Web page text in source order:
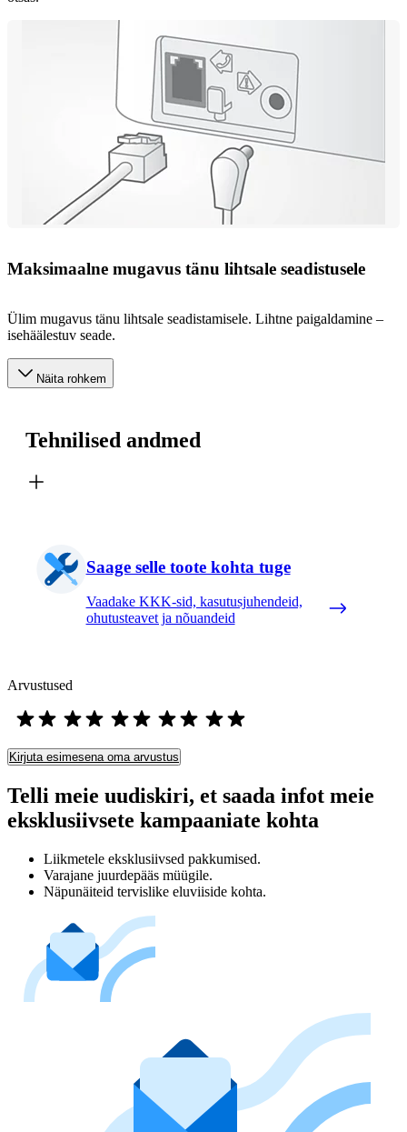
Maksimaalne mugavus tänu lihtsale seadistusele
Ülim mugavus tänu lihtsale seadistamisele. Lihtne paigaldamine –
isehäälestuv seade.
Näita rohkem
Tehnilised andmed
Saage selle toote kohta tuge
Vaadake KKK-sid, kasutusjuhendeid,
ohutusteavet ja nõuandeid
Arvustused
Kirjuta esimesena oma arvustus
Telli meie uudiskiri, et saada infot meie
eksklusiivsete kampaaniate kohta
Liikmetele eksklusiivsed pakkumised.
Varajane juurdepääs müügile.
Näpunäiteid tervislike eluviiside kohta.